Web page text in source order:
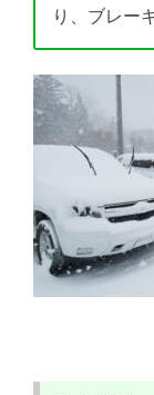
り、ブレー